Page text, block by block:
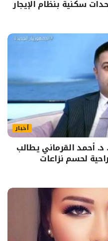
سكنية بنظام الإيجار
أخبار
أحمد القرماني يطالب
لحسم نزاعات